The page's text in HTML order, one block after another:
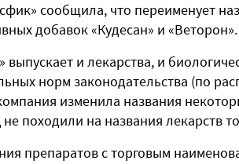
сообщила, что переименует
добавок «Кудесан» и «Веторон».
выпускает и лекарства, и
норм законодательства (по
изменила названия
походили на названия лекарств
препаратов с торговым